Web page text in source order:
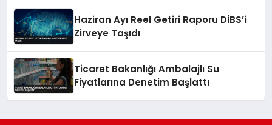
Haziran Ayı Reel Getiri Raporu DİBS’i
Zirveye Taşıdı
Ticaret Bakanlığı Ambalajlı Su
Fiyatlarına Denetim Başlattı